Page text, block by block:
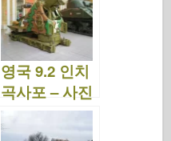
영국 9.2 인치
곡사포 – 사진
및 비디오